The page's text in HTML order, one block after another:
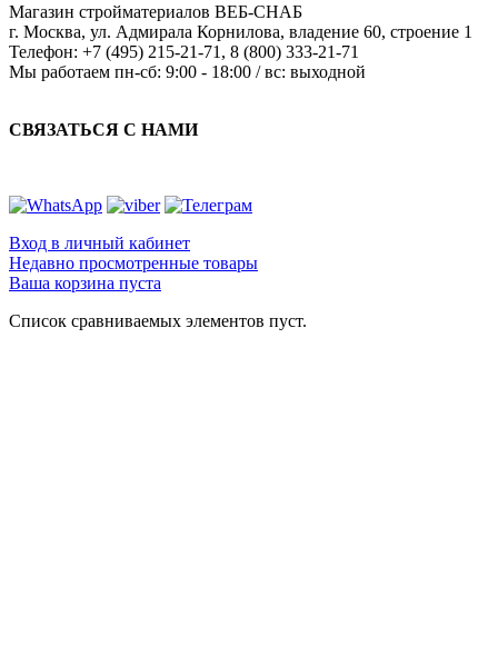
Магазин стройматериалов ВЕБ-СНАБ
г. Москва, ул. Адмирала Корнилова, владение 60, строение 1
Телефон: +7 (495) 215-21-71 , 8 (800) 333-21-71
Мы работаем пн-сб: 9:00 - 18:00 / вс: выходной
СВЯЗАТЬСЯ С НАМИ
Вход в личный кабинет
Недавно просмотренные товары
Ваша корзина пуста
Список сравниваемых элементов пуст.